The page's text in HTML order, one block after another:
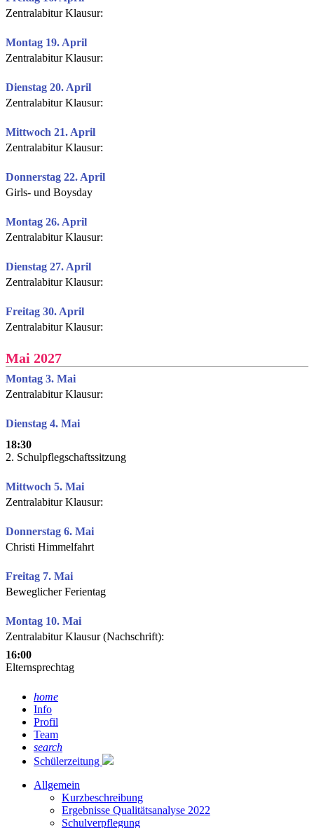
Zentralabitur Klausur:
Montag 19. April
Zentralabitur Klausur:
Dienstag 20. April
Zentralabitur Klausur:
Mittwoch 21. April
Zentralabitur Klausur:
Donnerstag 22. April
Girls- und Boysday
Montag 26. April
Zentralabitur Klausur:
Dienstag 27. April
Zentralabitur Klausur:
Freitag 30. April
Zentralabitur Klausur:
Mai 2027
Montag 3. Mai
Zentralabitur Klausur:
Dienstag 4. Mai
18:30
2. Schulpflegschaftssitzung
Mittwoch 5. Mai
Zentralabitur Klausur:
Donnerstag 6. Mai
Christi Himmelfahrt
Freitag 7. Mai
Beweglicher Ferientag
Montag 10. Mai
Zentralabitur Klausur (Nachschrift):
16:00
Elternsprechtag
home
Info
Profil
Team
search
Schülerzeitung
Allgemein
Kurzbeschreibung
Ergebnisse Qualitätsanalyse 2022
Schulverpflegung